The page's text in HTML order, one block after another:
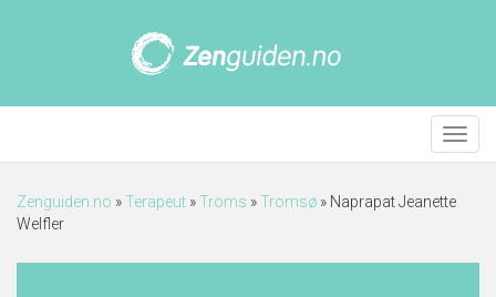
Meny
Zenguiden.no »Terapeut »Troms »Tromsø » Naprapat Jeanette
Welfler